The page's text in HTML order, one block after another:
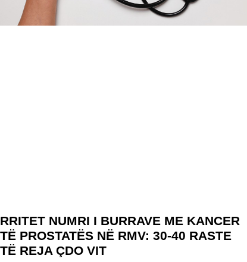
RRITET NUMRI I BURRAVE ME KANCER
TË PROSTATËS NË RMV: 30-40 RASTE
TË REJA ÇDO VIT